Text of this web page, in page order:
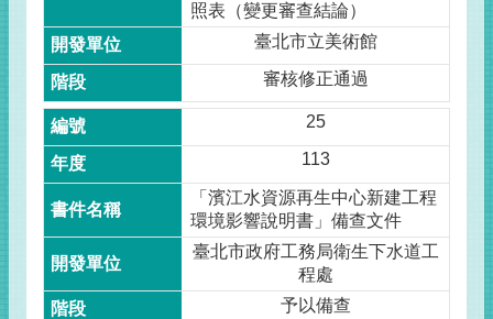
照表（變更審查結論）
臺北市立美術館
審核修正通過
25
113
「濱江水資源再生中心新建工程
環境影響說明書」備查文件
臺北市政府工務局衛生下水道工
程處
予以備查